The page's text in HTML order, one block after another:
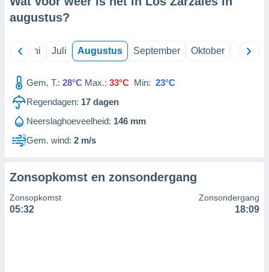
augustus?
Juni Juli Augustus September Oktober
Gem, T.: 28°C Max.: 33°C Min: 23°C
Regendagen: 17 dagen
Neerslaghoeveelheid: 146 mm
Gem. wind: 2 m/s
Zonsopkomst en zonsondergang
Zonsopkomst
05:32
Zonsondergang
18:09